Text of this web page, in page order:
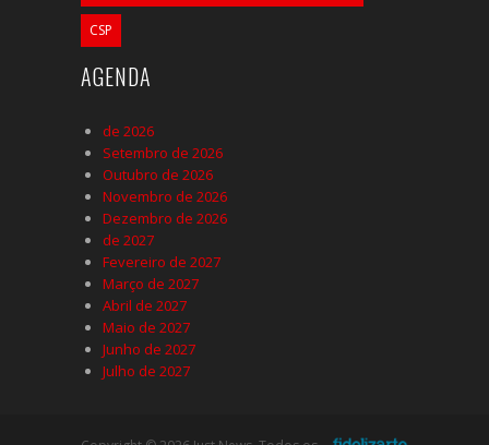
CSP
AGENDA
de 2026
Setembro de 2026
Outubro de 2026
Novembro de 2026
Dezembro de 2026
de 2027
Fevereiro de 2027
Março de 2027
Abril de 2027
Maio de 2027
Junho de 2027
Julho de 2027